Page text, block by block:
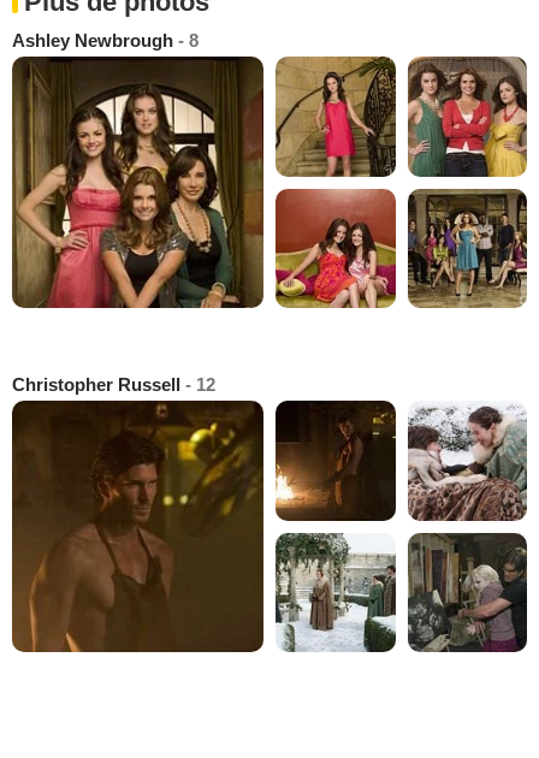
Ashley Newbrough - 8
Christopher Russell - 12